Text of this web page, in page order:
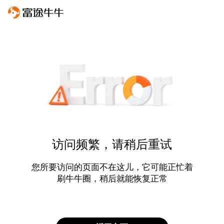
访问频繁，请稍后重试
您所要访问的页面不在这儿，它可能正忙着
刷牛牛圈，稍后就能恢复正常